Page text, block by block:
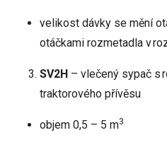
velikost dávky se mění
otáčkami rozmetadla v
SV2H – vlečený sypač s
traktorového přívěsu
objem 0,5 – 5 m3